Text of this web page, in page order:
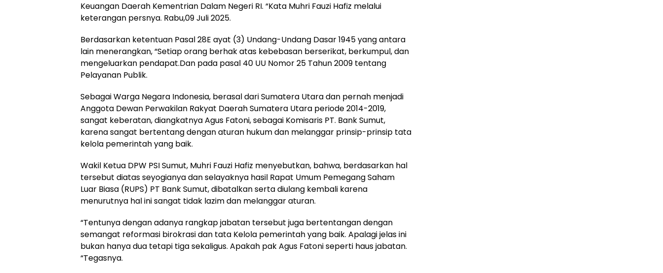
Keuangan Daerah Kementrian Dalam Negeri RI. “Kata Muhri Fauzi Hafiz melalui
keterangan persnya. Rabu,09 Juli 2025.
Berdasarkan ketentuan Pasal 28E ayat (3) Undang-Undang Dasar 1945 yang antara
lain menerangkan, “Setiap orang berhak atas kebebasan berserikat, berkumpul, dan
mengeluarkan pendapat.Dan pada pasal 40 UU Nomor 25 Tahun 2009 tentang
Pelayanan Publik.
Sebagai Warga Negara Indonesia, berasal dari Sumatera Utara dan pernah menjadi
Anggota Dewan Perwakilan Rakyat Daerah Sumatera Utara periode 2014-2019,
sangat keberatan, diangkatnya Agus Fatoni, sebagai Komisaris PT. Bank Sumut,
karena sangat bertentang dengan aturan hukum dan melanggar prinsip-prinsip tata
kelola pemerintah yang baik.
Wakil Ketua DPW PSI Sumut, Muhri Fauzi Hafiz menyebutkan, bahwa, berdasarkan hal
tersebut diatas seyogianya dan selayaknya hasil Rapat Umum Pemegang Saham
Luar Biasa (RUPS) PT Bank Sumut, dibatalkan serta diulang kembali karena
menurutnya hal ini sangat tidak lazim dan melanggar aturan.
“Tentunya dengan adanya rangkap jabatan tersebut juga bertentangan dengan
semangat reformasi birokrasi dan tata Kelola pemerintah yang baik. Apalagi jelas ini
bukan hanya dua tetapi tiga sekaligus. Apakah pak Agus Fatoni seperti haus jabatan.
“Tegasnya.